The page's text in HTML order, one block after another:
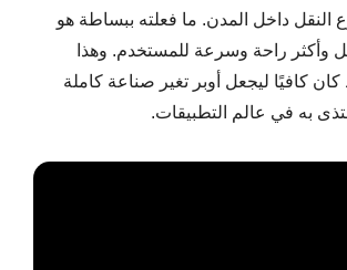
النقل داخل المدن. ما فعلته ببساطة هو
وأكثر راحة وسرعة للمستخدم. وهذا
كافيًا ليجعل أوبر تغير صناعة كاملة
به في عالم التطبيقات.